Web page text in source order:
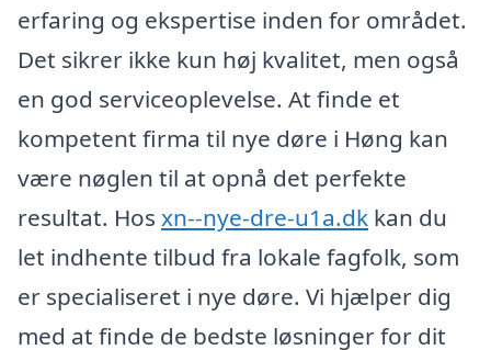
erfaring og ekspertise inden for området.
Det sikrer ikke kun høj kvalitet, men også
en god serviceoplevelse. At finde et
kompetent firma til nye døre i Høng kan
være nøglen til at opnå det perfekte
resultat. Hos xn--nye-dre-u1a.dk kan du
let indhente tilbud fra lokale fagfolk, som
er specialiseret i nye døre. Vi hjælper dig
med at finde de bedste løsninger for dit